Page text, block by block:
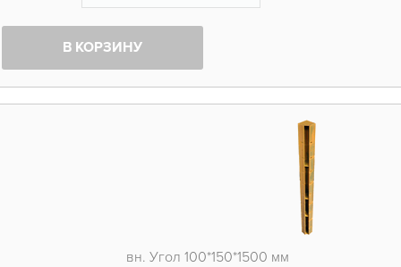
В КОРЗИНУ
вн. Угол 100*150*1500 мм